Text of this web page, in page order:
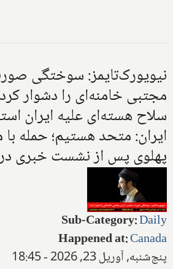
نیویورک‌تایمز: سوختگی
مجتبی خامنه‌ای را دشوار
سلاح هسته‌ای علیه ایران
ایران: متحد هستیم؛ حمله
پهلوی پس از نشست خبری در
Sub-Category:Daily
Happened at:Canada
پنج‌شنبه, آوریل 23, 2026 - 18:45